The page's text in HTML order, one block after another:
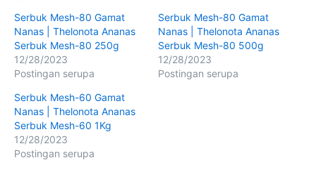
Serbuk Mesh-80 Gamat
Nanas | Thelonota Ananas
Serbuk Mesh-80 250g
12/28/2023
Postingan serupa
Serbuk Mesh-80 Gamat
Nanas | Thelonota Ananas
Serbuk Mesh-80 500g
12/28/2023
Postingan serupa
Serbuk Mesh-60 Gamat
Nanas | Thelonota Ananas
Serbuk Mesh-60 1Kg
12/28/2023
Postingan serupa